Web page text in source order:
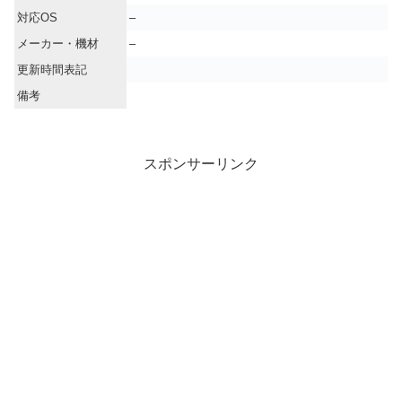
対応OS
–
メーカー・機材
–
更新時間表記
備考
スポンサーリンク